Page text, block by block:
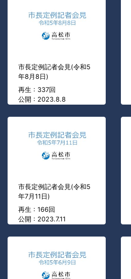
市長定例記者会見(令和5
年8月8日)
再生 : 337回
公開 : 2023.8.8
市長定例記者会見(令和5
年7月11日)
再生 : 166回
公開 : 2023.7.11